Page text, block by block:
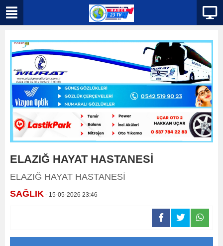
ELAZIĞ HAYAT HASTANESİ
ELAZIĞ HAYAT HASTANESİ
SAĞLIK - 15-05-2026 23:46